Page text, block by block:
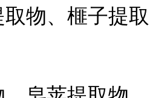
物、榧子提取